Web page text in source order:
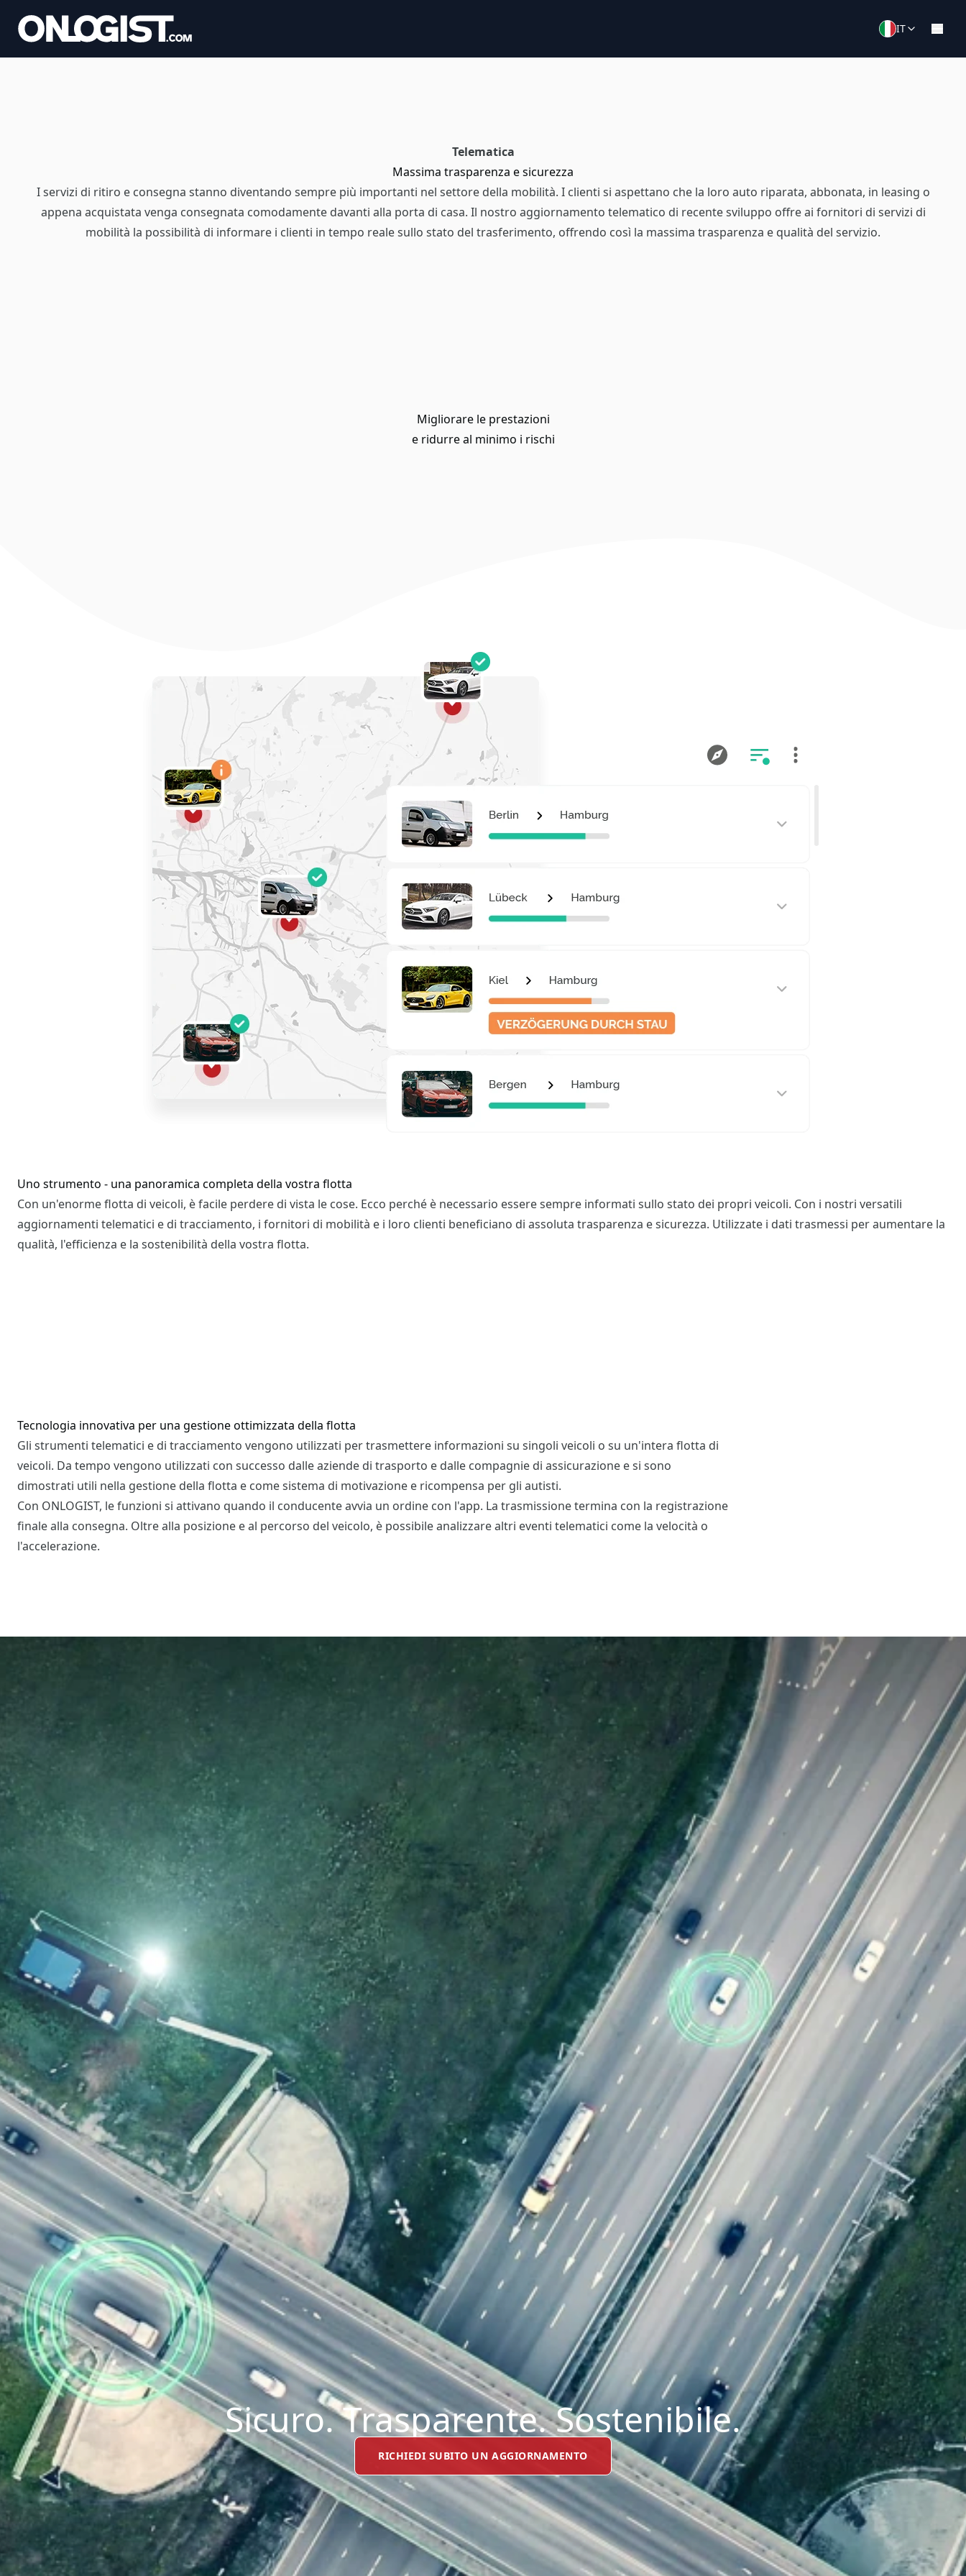
IT
Telematica
Massima trasparenza e sicurezza
I servizi di ritiro e consegna stanno diventando sempre più importanti nel settore della mobilità. I clienti si aspettano che la loro auto riparata, abbonata, in leasing o
appena acquistata venga consegnata comodamente davanti alla porta di casa. Il nostro aggiornamento telematico di recente sviluppo offre ai fornitori di servizi di
mobilità la possibilità di informare i clienti in tempo reale sullo stato del trasferimento, offrendo così la massima trasparenza e qualità del servizio.
Migliorare le prestazioni
e ridurre al minimo i rischi
Uno strumento - una panoramica completa della vostra flotta
Con un'enorme flotta di veicoli, è facile perdere di vista le cose. Ecco perché è necessario essere sempre informati sullo stato dei propri veicoli. Con i nostri versatili
aggiornamenti telematici e di tracciamento, i fornitori di mobilità e i loro clienti beneficiano di assoluta trasparenza e sicurezza. Utilizzate i dati trasmessi per aumentare la
qualità, l'efficienza e la sostenibilità della vostra flotta.
Tecnologia innovativa per una gestione ottimizzata della flotta
Gli strumenti telematici e di tracciamento vengono utilizzati per trasmettere informazioni su singoli veicoli o su un'intera flotta di
veicoli. Da tempo vengono utilizzati con successo dalle aziende di trasporto e dalle compagnie di assicurazione e si sono
dimostrati utili nella gestione della flotta e come sistema di motivazione e ricompensa per gli autisti.
Con ONLOGIST, le funzioni si attivano quando il conducente avvia un ordine con l'app. La trasmissione termina con la registrazione
finale alla consegna. Oltre alla posizione e al percorso del veicolo, è possibile analizzare altri eventi telematici come la velocità o
l'accelerazione.
Sicuro. Trasparente. Sostenibile.
RICHIEDI SUBITO UN AGGIORNAMENTO